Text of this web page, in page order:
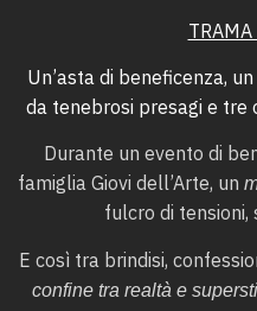
TRAMA
Un’asta di beneficenza,
da tenebrosi presagi e tre
Durante un evento di
famiglia Giovi dell’Arte, un
fulcro di tensioni,
E così tra brindisi,
confine tra realtà e